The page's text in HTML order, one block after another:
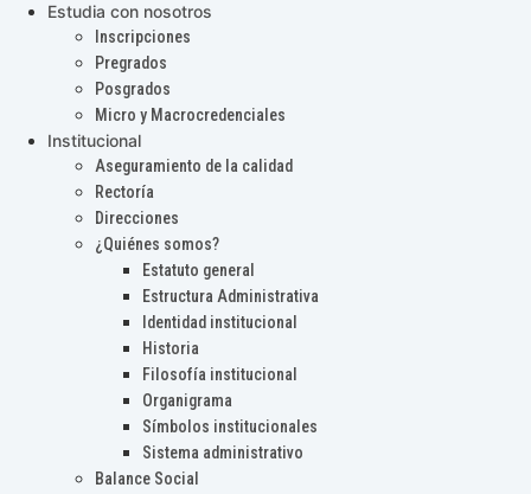
Estudia con nosotros
Inscripciones
Pregrados
Posgrados
Micro y Macrocredenciales
Institucional
Aseguramiento de la calidad
Rectoría
Direcciones
¿Quiénes somos?
Estatuto general
Estructura Administrativa
Identidad institucional
Historia
Filosofía institucional
Organigrama
Símbolos institucionales
Sistema administrativo
Balance Social